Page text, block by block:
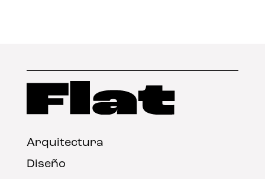
Arquitectura
Diseño